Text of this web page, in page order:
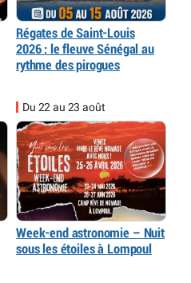
Régates de Saint-Louis
2026 : le fleuve Sénégal au
rythme des pirogues
Du 22 au 23 août
Week-end astronomie – Nuit
sous les étoiles à Lompoul